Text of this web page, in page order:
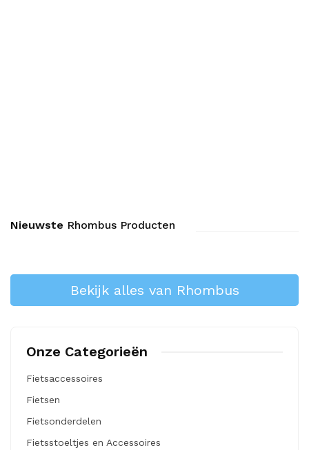
Nieuwste Rhombus Producten
Bekijk alles van Rhombus
Onze Categorieën
Fietsaccessoires
Fietsen
Fietsonderdelen
Fietsstoeltjes en Accessoires